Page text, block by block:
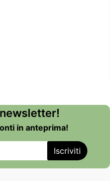
in anteprima!